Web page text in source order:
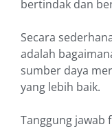
bertindak dan
Secara
adalah
sumber daya
yang lebih baik.
Tanggung